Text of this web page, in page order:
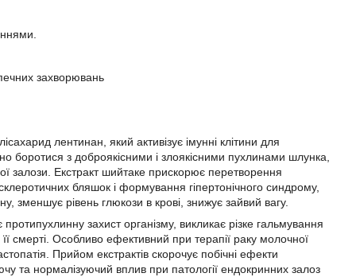
захворювань
лентинан, який активізує імунні клітини для
боротися з доброякісними і злоякісними пухлинами шлунка,
залози. Екстракт шийтаке прискорює перетворення
бляшок і формування гіпертонічного синдрому,
зменшує рівень глюкози в крові, знижує зайвий вагу.
захист організму, викликає різке гальмування
смерті. Особливо ефективний при терапії раку молочної
Прийом екстрактів скорочує побічні ефекти
та нормалізуючий вплив при патології ендокринних залоз